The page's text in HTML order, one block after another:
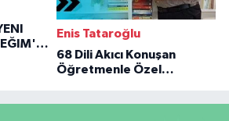
Enis Tataroğlu
68 Dili Akıcı Konuşan
Öğretmenle Özel